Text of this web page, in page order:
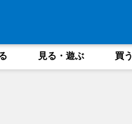
見る・遊ぶ 買う